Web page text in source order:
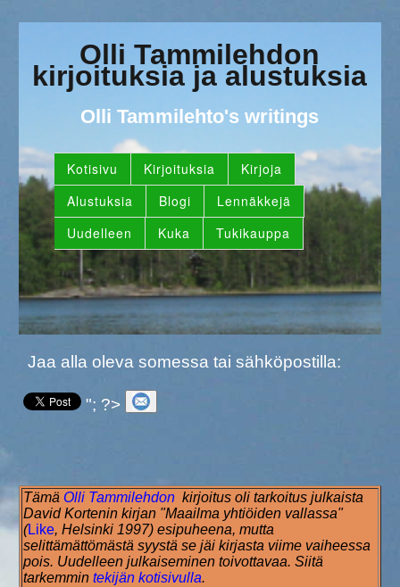
Olli Tammilehdon
kirjoituksia ja alustuksia
Olli Tammilehto's writings
Kotisivu Kirjoituksia
Kirjoja
Alustuksia
Blogi
Lennäkkejä
Uudelleen
Kuka Tukikauppa
Jaa alla oleva somessa tai sähköpostilla:
"; ?>
Tämä Olli Tammilehdonkirjoitus oli tarkoitus julkaista
David Kortenin kirjan "Maailma yhtiöiden vallassa"
(Like, Helsinki 1997) esipuheena, mutta
selittämättömästä syystä se jäi kirjasta viime vaiheessa
pois. Uudelleen julkaiseminen toivottavaa. Siitä
tarkemmin tekijän kotisivulla.